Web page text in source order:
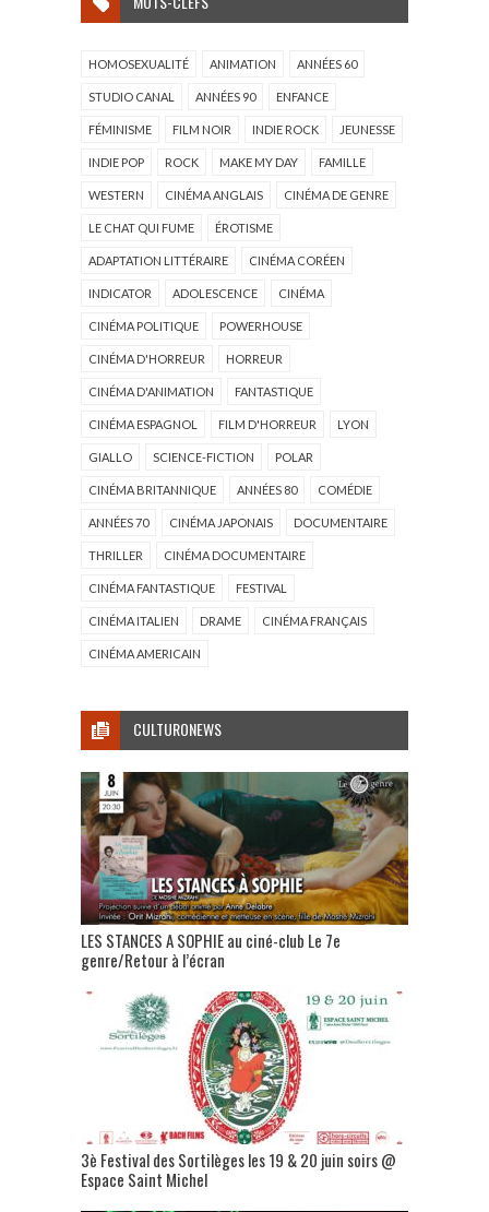
HOMOSEXUALITÉ ANIMATION ANNÉES 60
STUDIO CANAL ANNÉES 90 ENFANCE
FÉMINISME FILM NOIR INDIE ROCK JEUNESSE
INDIE POP ROCK MAKE MY DAY FAMILLE
WESTERN CINÉMA ANGLAIS CINÉMA DE GENRE
LE CHAT QUI FUME ÉROTISME
ADAPTATION LITTÉRAIRE CINÉMA CORÉEN
INDICATOR ADOLESCENCE CINÉMA
CINÉMA POLITIQUE POWERHOUSE
CINÉMA D'HORREUR HORREUR
CINÉMA D'ANIMATION FANTASTIQUE
CINÉMA ESPAGNOL FILM D'HORREUR LYON
GIALLO SCIENCE-FICTION POLAR
CINÉMA BRITANNIQUE ANNÉES 80 COMÉDIE
ANNÉES 70 CINÉMA JAPONAIS DOCUMENTAIRE
THRILLER CINÉMA DOCUMENTAIRE
CINÉMA FANTASTIQUE FESTIVAL
CINÉMA ITALIEN DRAME CINÉMA FRANÇAIS
CINÉMA AMERICAIN
CULTURONEWS
LES STANCES A SOPHIE au ciné-club Le 7e
genre/Retour à l’écran
3è Festival des Sortilèges les 19 & 20 juin soirs @
Espace Saint Michel